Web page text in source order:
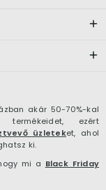
akár 50-70%-kal
termékeidet, ezért
üzleteket, ahol
ki.
mi a Black Friday